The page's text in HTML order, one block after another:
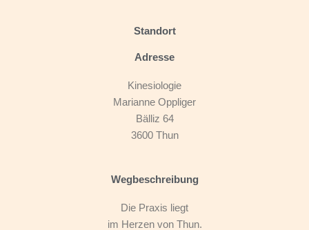
Standort
Adresse
Kinesiologie
Marianne Oppliger
Bälliz 64
3600 Thun
Wegbeschreibung
Die Praxis liegt
im Herzen von Thun.